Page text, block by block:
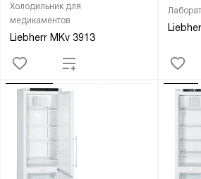
Холодильник для
медикаментов
Liebherr MKv 3913